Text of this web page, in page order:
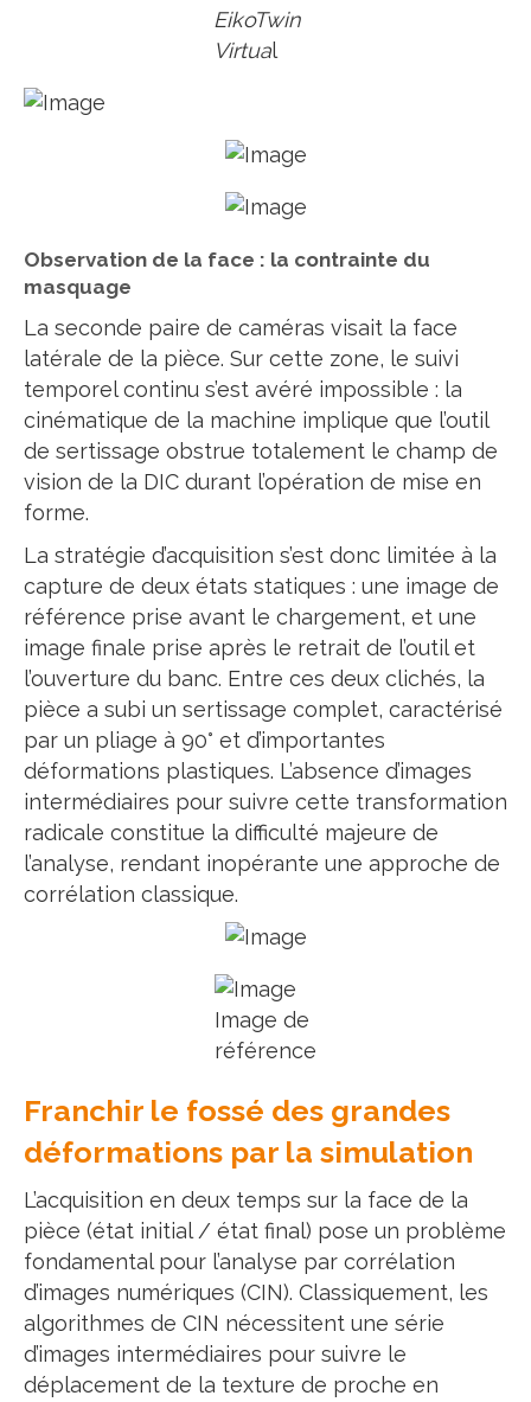
EikoTwin
Virtual
Observation de la face : la contrainte du
masquage
La seconde paire de caméras visait la face
latérale de la pièce. Sur cette zone, le suivi
temporel continu s’est avéré impossible : la
cinématique de la machine implique que l’outil
de sertissage obstrue totalement le champ de
vision de la DIC durant l’opération de mise en
forme.
La stratégie d’acquisition s’est donc limitée à la
capture de deux états statiques : une image de
référence prise avant le chargement, et une
image finale prise après le retrait de l’outil et
l’ouverture du banc. Entre ces deux clichés, la
pièce a subi un sertissage complet, caractérisé
par un pliage à 90° et d’importantes
déformations plastiques. L’absence d’images
intermédiaires pour suivre cette transformation
radicale constitue la difficulté majeure de
l’analyse, rendant inopérante une approche de
corrélation classique.
Image de
référence
Franchir le fossé des grandes
déformations par la simulation
L’acquisition en deux temps sur la face de la
pièce (état initial / état final) pose un problème
fondamental pour l’analyse par corrélation
d’images numériques (CIN). Classiquement, les
algorithmes de CIN nécessitent une série
d’images intermédiaires pour suivre le
déplacement de la texture de proche en